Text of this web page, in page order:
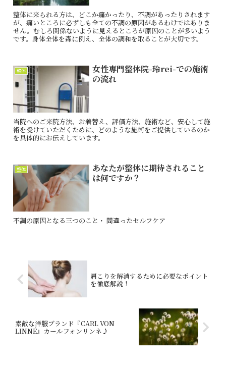
整体に来られる方は、どこか痛かったり、不調があったりされます
が、痛いところに必ずしも全ての不調の原因があるわけではありま
せん。むしろ関係ないように見えるところが原因のことが多いよう
です。身体全体を森に例え、全体の調和を取ることが大切です。
整体
女性専門整体院-玲rei-での施術
の流れ
当院へのご来院方法、お着替え、評価方法、施術など、安心して施
術を受けていただくために、どのような施術をご提供しているのか
を具体的にお伝えしています。
整体
あなたが整体に期待されること
は何ですか？
不調の原因となる三つのこと・ 間違ったセルフケア
肩こりを解消するために必要なポイント
を徹底解説！
素敵な洋服ブランド『CARL VON
LINNÉ』カールフォンリンネ♪